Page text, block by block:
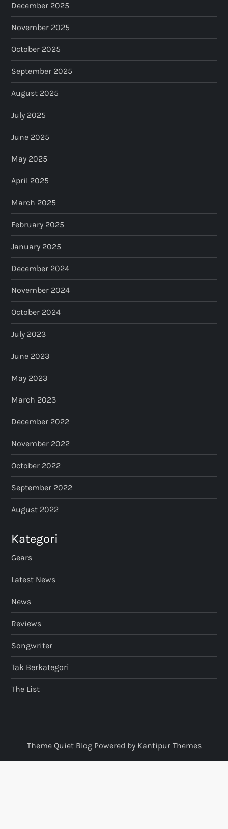
December 2025
November 2025
October 2025
September 2025
August 2025
July 2025
June 2025
May 2025
April 2025
March 2025
February 2025
January 2025
December 2024
November 2024
October 2024
July 2023
June 2023
May 2023
March 2023
December 2022
November 2022
October 2022
September 2022
August 2022
Kategori
Gears
Latest News
News
Reviews
Songwriter
Tak Berkategori
The List
Theme Quiet Blog Powered by Kantipur Themes